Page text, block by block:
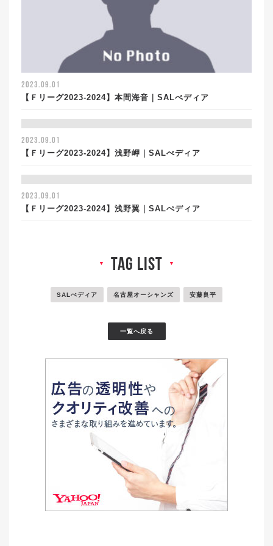
2023.09.01
【Ｆリーグ2023-2024】本間海音｜SALぺディア
2023.09.01
【Ｆリーグ2023-2024】浅野岬｜SALぺディア
2023.09.01
【Ｆリーグ2023-2024】浅野翼｜SALぺディア
▼ tag list ▼
SALぺディア 名古屋オーシャンズ 安藤良平
一覧へ戻る